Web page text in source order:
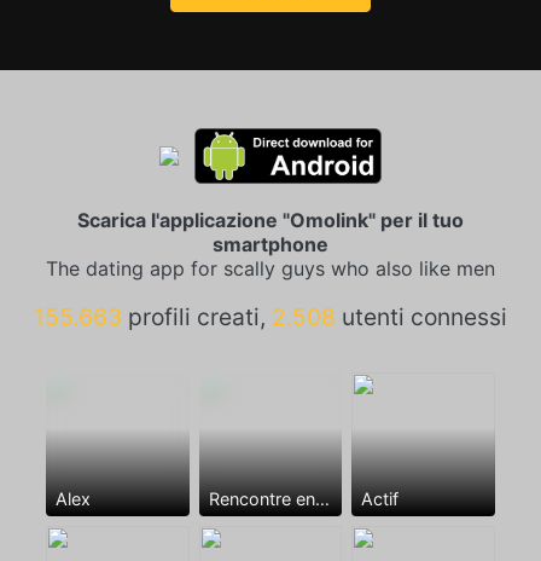
Scarica l'applicazione "Omolink" per il tuo
smartphone
The dating app for scally guys who also like men
155.663 profili creati, 2.508 utenti connessi
Alex Rencontre entre mecs Actif